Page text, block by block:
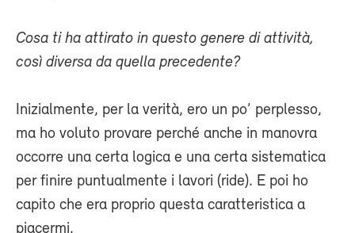
Cosa ti ha attirato in questo genere di attività,
così diversa da quella precedente?
Inizialmente, per la verità, ero un po’ perplesso,
ma ho voluto provare perché anche in manovra
occorre una certa logica e una certa sistematica
per finire puntualmente i lavori (ride). E poi ho
capito che era proprio questa caratteristica a
piacermi.